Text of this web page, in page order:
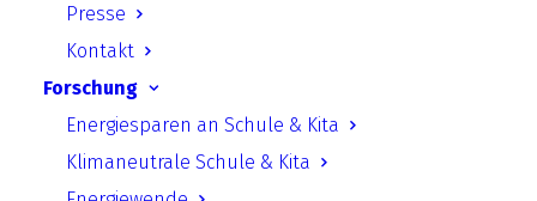
Presse
Kontakt
Forschung
Energiesparen an Schule & Kita
Klimaneutrale Schule & Kita
Das Projekt „Kontinuierliche KI-basierte